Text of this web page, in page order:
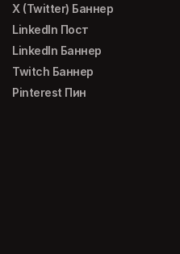
X (Twitter) Баннер
LinkedIn Пост
LinkedIn Баннер
Twitch Баннер
Pinterest Пин